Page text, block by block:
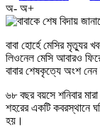
অ- অ+
বাবা হোর্হে মেসির মৃত্যুর
লিওনেল মেসি আবারও
বাবার শেষকৃত্যে অংশ
৬৮ বছর বয়সে শনিবার
শহরের একটি কবরস্থানে
হয়।